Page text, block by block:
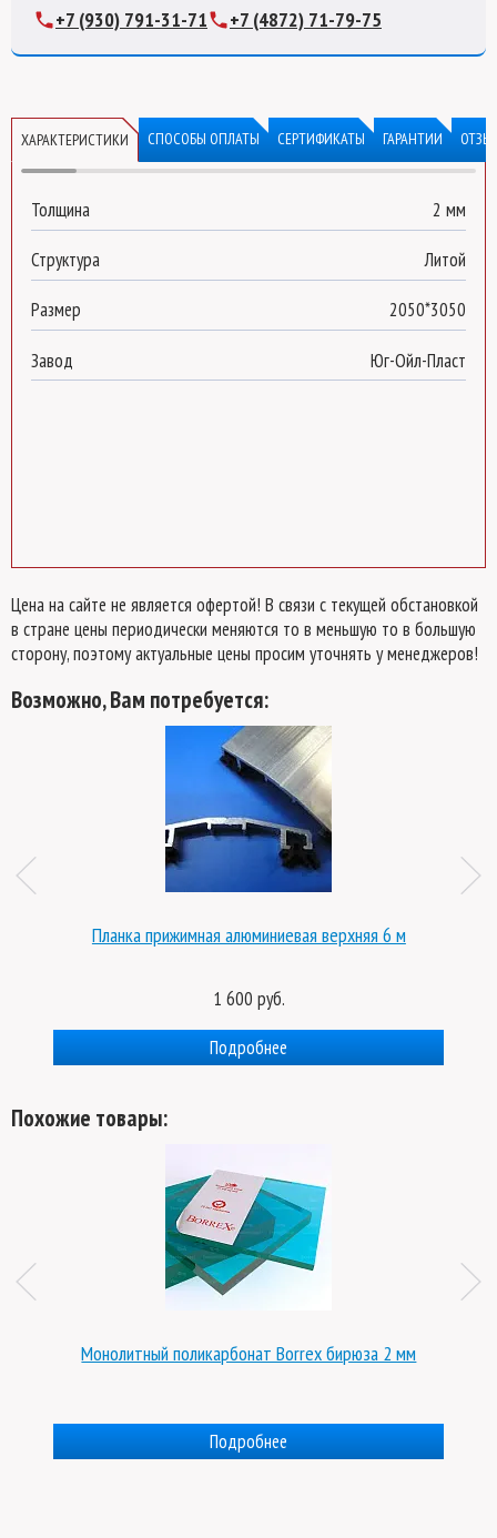
+7 (930) 791-31-71 +7 (4872) 71-79-75
ХАРАКТЕРИСТИКИ СПОСОБЫ ОПЛАТЫ СЕРТИФИКАТЫ ГАРАНТИИ
Толщина 2 мм
Структура Литой
Размер 2050*3050
Завод Юг-Ойл-Пласт
Цена на сайте не является офертой! В связи с текущей обстановкой
в стране цены периодически меняются то в меньшую то в большую
сторону, поэтому актуальные цены просим уточнять у менеджеров!
Возможно, Вам потребуется:
Планка прижимная алюминиевая верхняя 6 м
1 600 руб.
Подробнее
Похожие товары:
Монолитный поликарбонат Borrex бирюза 2 мм
Подробнее
Монолитный поликарбонат Borrex
серый 2 мм
поликарбонат:Borrex (оптимальный)
Оставьте свой номер телефона
нашим